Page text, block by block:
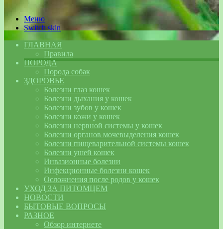
Меню
Switch skin
ГЛАВНАЯ
Правила
ПОРОДА
Порода собак
ЗДОРОВЬЕ
Болезни глаз кошек
Болезни дыхания у кошек
Болезни зубов у кошек
Болезни кожи у кошек
Болезни нервной системы у кошек
Болезни органов мочевыделения кошек
Болезни пищеварительной системы кошек
Болезни ушей кошек
Инвазионные болезни
Инфекционные болезни кошек
Осложнения после родов у кошек
УХОД ЗА ПИТОМЦЕМ
НОВОСТИ
БЫТОВЫЕ ВОПРОСЫ
РАЗНОЕ
Обзор интернете